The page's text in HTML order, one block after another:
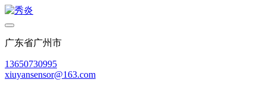
广东省广州市
13650730995
xiuyansensor@163.com